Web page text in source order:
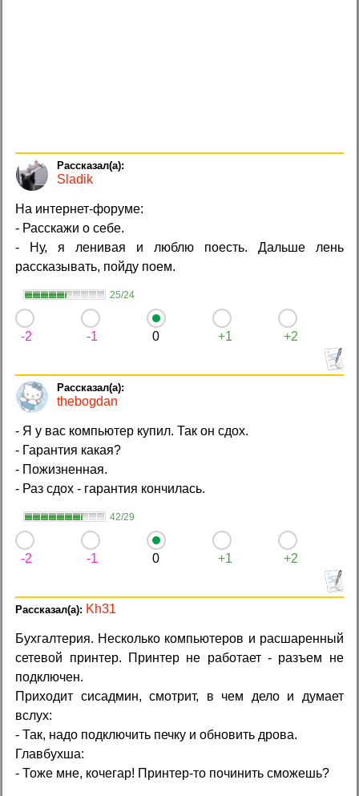
Sladik
На интернет-форуме:
- Расскажи о себе.
- Ну, я ленивая и люблю поесть. Дальше лень
рассказывать, пойду поем.
25/24
-2 -1 0 +1 +2
thebogdan
- Я у вас компьютер купил. Так он сдох.
- Гарантия какая?
- Пожизненная.
- Раз сдох - гарантия кончилась.
42/29
-2 -1 0 +1 +2
Kh31
Бухгалтерия. Несколько компьютеров и расшаренный
сетевой принтер. Принтер не работает - разъем не
подключен.
Приходит сисадмин, смотрит, в чем дело и думает
вслух:
- Так, надо подключить печку и обновить дрова.
Главбухша:
- Тоже мне, кочегар! Принтер-то починить сможешь?